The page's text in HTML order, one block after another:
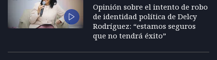
Opinión sobre el intento de robo
de identidad política de Delcy
Rodríguez: “estamos seguros
que no tendrá éxito”